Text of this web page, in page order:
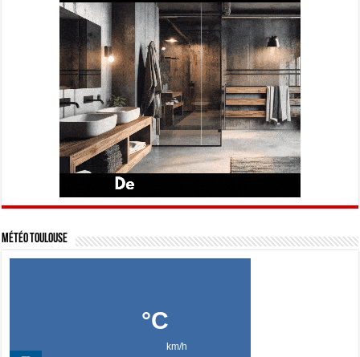
Météo Toulouse